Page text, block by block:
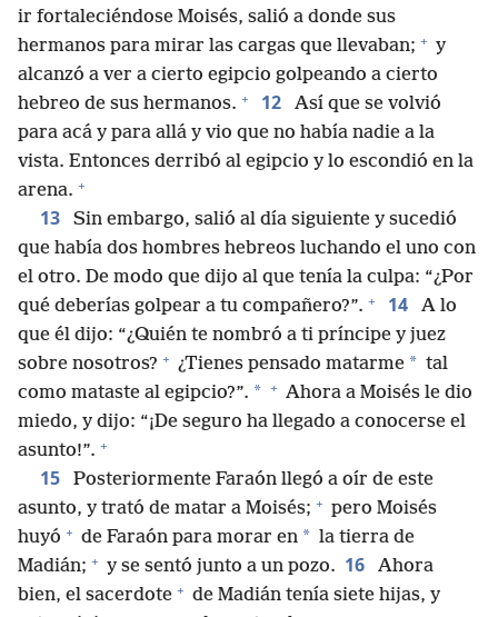
ir fortaleciéndose Moisés, salió a donde sus
hermanos para mirar las cargas que llevaban; + y
alcanzó a ver a cierto egipcio golpeando a cierto
hebreo de sus hermanos. + 12
Así que se volvió
para acá y para allá y vio que no había nadie a la
vista. Entonces derribó al egipcio y lo escondió en la
arena. +
13
Sin embargo, salió al día siguiente y sucedió
que había dos hombres hebreos luchando el uno con
el otro. De modo que dijo al que tenía la culpa: “¿Por
qué deberías golpear a tu compañero?”. + 14
A lo
que él dijo: “¿Quién te nombró a ti príncipe y juez
sobre nosotros? + ¿Tienes pensado matarme * tal
como mataste al egipcio?”. * + Ahora a Moisés le dio
miedo, y dijo: “¡De seguro ha llegado a conocerse el
asunto!”. +
15
Posteriormente Faraón llegó a oír de este
asunto, y trató de matar a Moisés; + pero Moisés
huyó + de Faraón para morar en * la tierra de
Madián; + y se sentó junto a un pozo. 16
Ahora
bien, el sacerdote + de Madián tenía siete hijas, y